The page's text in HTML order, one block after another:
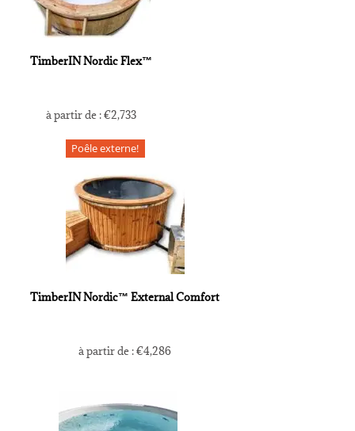
TimberIN Nordic Flex™
à partir de :€2,733
Poêle externe!
TimberIN Nordic™ External Comfort
à partir de :€4,286